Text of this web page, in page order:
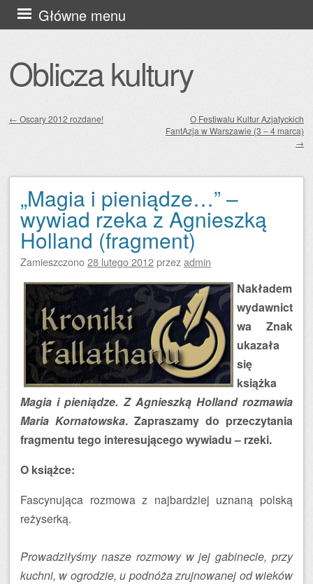
Oblicza kultury
Główne menu
Przejdź
do
← Oscary 2012 rozdane!
O Festiwalu Kultur Azjatyckich
FantAzja w Warszawie (3 – 4 marca)
→
„Magia i pieniądze…” –
wywiad rzeka z Agnieszką
Holland (fragment)
Zamieszczono28 lutego 2012przezadmin
Nakładem
wydawnict
wa Znak
ukazała
się
książka
Magia i pieniądze. Z Agnieszką Holland rozmawia
Maria Kornatowska. Zapraszamy do przeczytania
fragmentu tego interesującego wywiadu – rzeki.
O książce:
Fascynująca rozmowa z najbardziej uznaną polską
reżyserką.
Prowadziłyśmy nasze rozmowy w jej gabinecie, przy
kuchni, w ogrodzie, u podnóża zrujnowanej od wieków